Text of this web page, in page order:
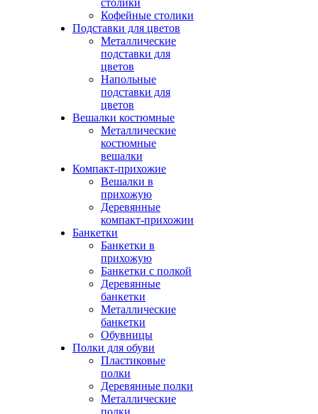
столики
Кофейные столики
Подставки для цветов
Металлические
подставки для
цветов
Напольные
подставки для
цветов
Вешалки костюмные
Металлические
костюмные
вешалки
Компакт-прихожие
Вешалки в
прихожую
Деревянные
компакт-прихожии
Банкетки
Банкетки в
прихожую
Банкетки с полкой
Деревянные
банкетки
Металлические
банкетки
Обувницы
Полки для обуви
Пластиковые
полки
Деревянные полки
Металлические
полки